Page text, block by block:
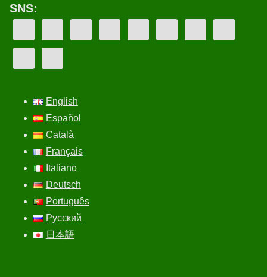
SNS:
English
Español
Català
Français
Italiano
Deutsch
Português
Русский
日本語